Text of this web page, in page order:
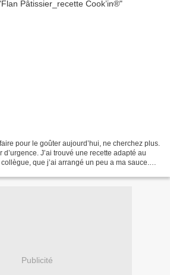
pour le goûter aujourd’hui, ne cherchez plus.
J’ai trouvé une recette adapté au
que j’ai arrangé un peu a ma sauce.
Publicité